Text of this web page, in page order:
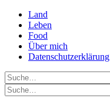
Land
Leben
Food
Über mich
Datenschutzerklärung